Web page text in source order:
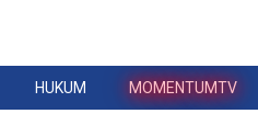
HUKUM MOMENTUMTV